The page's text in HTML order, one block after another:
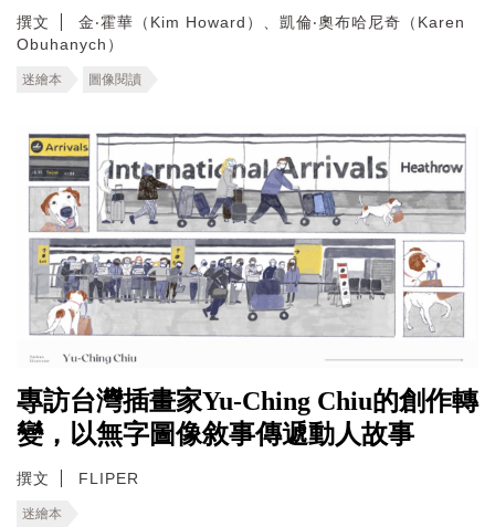
撰文
金‧霍華（Kim Howard）、凱倫‧奧布哈尼奇（Karen
Obuhanych）
迷繪本 圖像閱讀
專訪台灣插畫家Yu-Ching Chiu的創作轉
變，以無字圖像敘事傳遞動人故事
撰文 FLIPER
迷繪本